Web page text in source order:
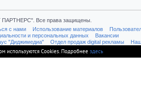
Все права защищены.
с нами Использование материалов
и персональных данных
Вакансии
"Диджимедиа" Отдел продаж digital рекламы
используются Cookies. Подробнее здесь